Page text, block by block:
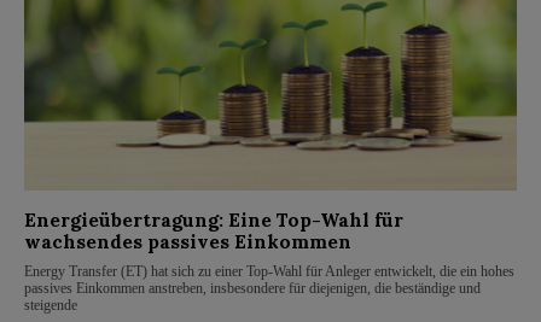
Energieübertragung: Eine Top-Wahl für
wachsendes passives Einkommen
Energy Transfer (ET) hat sich zu einer Top-Wahl für Anleger entwickelt, die ein hohes
passives Einkommen anstreben, insbesondere für diejenigen, die beständige und
steigende